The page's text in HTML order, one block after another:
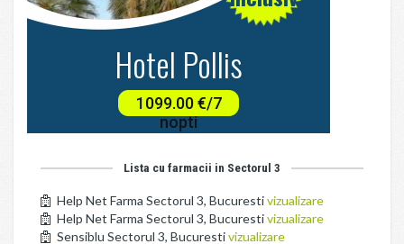
Lista cu farmacii in Sectorul 3
Help Net Farma Sectorul 3, Bucurestivizualizare
Help Net Farma Sectorul 3, Bucurestivizualizare
Sensiblu Sectorul 3, Bucurestivizualizare